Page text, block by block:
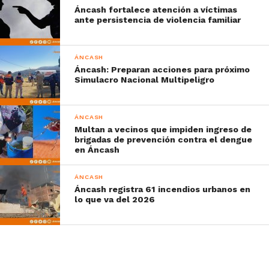
Áncash fortalece atención a víctimas
ante persistencia de violencia familiar
ÁNCASH
Áncash: Preparan acciones para próximo
Simulacro Nacional Multipeligro
ÁNCASH
Multan a vecinos que impiden ingreso de
brigadas de prevención contra el dengue
en Áncash
ÁNCASH
Áncash registra 61 incendios urbanos en
lo que va del 2026